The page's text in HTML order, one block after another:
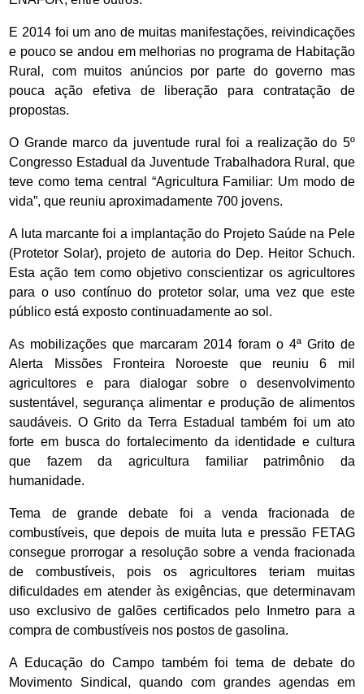
E 2014 foi um ano de muitas manifestações, reivindicações
e pouco se andou em melhorias no programa de Habitação
Rural, com muitos anúncios por parte do governo mas
pouca ação efetiva de liberação para contratação de
propostas.
O Grande marco da juventude rural foi a realização do 5º
Congresso Estadual da Juventude Trabalhadora Rural, que
teve como tema central “Agricultura Familiar: Um modo de
vida”, que reuniu aproximadamente 700 jovens.
A luta marcante foi a implantação do Projeto Saúde na Pele
(Protetor Solar), projeto de autoria do Dep. Heitor Schuch.
Esta ação tem como objetivo conscientizar os agricultores
para o uso contínuo do protetor solar, uma vez que este
público está exposto continuadamente ao sol.
As mobilizações que marcaram 2014 foram o 4ª Grito de
Alerta Missões Fronteira Noroeste que reuniu 6 mil
agricultores e para dialogar sobre o desenvolvimento
sustentável, segurança alimentar e produção de alimentos
saudáveis. O Grito da Terra Estadual também foi um ato
forte em busca do fortalecimento da identidade e cultura
que fazem da agricultura familiar patrimônio da
humanidade.
Tema de grande debate foi a venda fracionada de
combustíveis, que depois de muita luta e pressão FETAG
consegue prorrogar a resolução sobre a venda fracionada
de combustíveis, pois os agricultores teriam muitas
dificuldades em atender às exigências, que determinavam
uso exclusivo de galões certificados pelo Inmetro para a
compra de combustíveis nos postos de gasolina.
A Educação do Campo também foi tema de debate do
Movimento Sindical, quando com grandes agendas em